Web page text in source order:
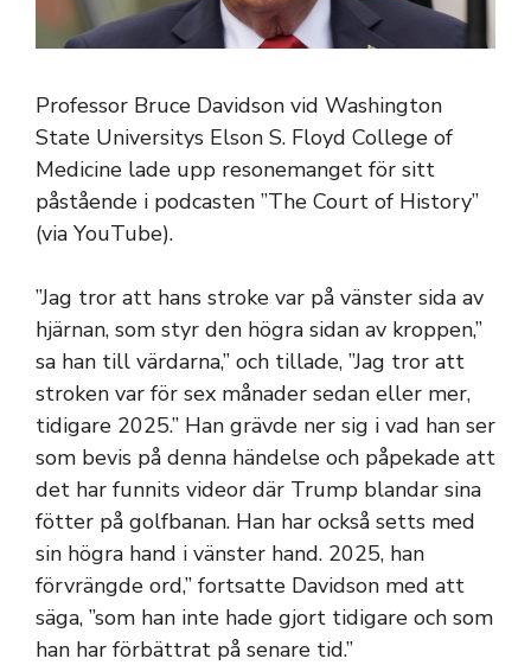
Professor Bruce Davidson vid Washington
State Universitys Elson S. Floyd College of
Medicine lade upp resonemanget för sitt
påstående i podcasten ”The Court of History”
(via YouTube).
”Jag tror att hans stroke var på vänster sida av
hjärnan, som styr den högra sidan av kroppen,”
sa han till värdarna,” och tillade, ”Jag tror att
stroken var för sex månader sedan eller mer,
tidigare 2025.” Han grävde ner sig i vad han ser
som bevis på denna händelse och påpekade att
det har funnits videor där Trump blandar sina
fötter på golfbanan. Han har också setts med
sin högra hand i vänster hand. 2025, han
förvrängde ord,” fortsatte Davidson med att
säga, ”som han inte hade gjort tidigare och som
han har förbättrat på senare tid.”